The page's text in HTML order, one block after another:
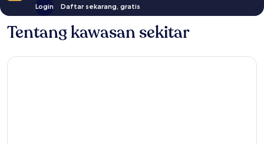
Login Daftar sekarang, gratis
Tentang kawasan sekitar